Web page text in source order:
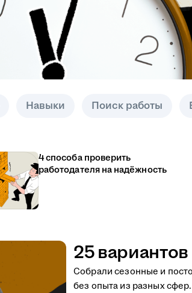
Навыки Поиск работы
4 способа проверить
работодателя на надёжность
25
Собрали сезонные и
без опыта из разных сфер.